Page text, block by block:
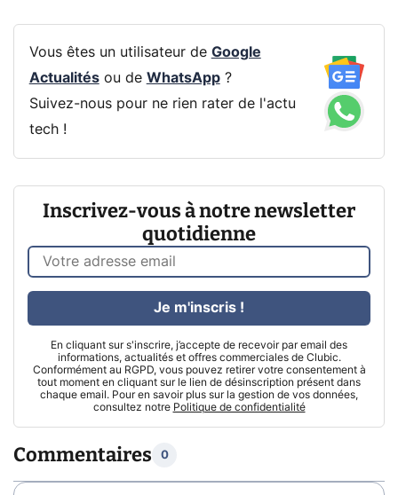
Vous êtes un utilisateur de Google
Actualitésou de WhatsApp?
Suivez-nous pour ne rien rater de l'actu
tech !
Inscrivez-vous à notre newsletter
quotidienne
En cliquant sur s'inscrire, j’accepte de recevoir par email des
informations, actualités et offres commerciales de Clubic.
Conformément au RGPD, vous pouvez retirer votre consentement à
tout moment en cliquant sur le lien de désinscription présent dans
chaque email. Pour en savoir plus sur la gestion de vos données,
consultez notre Politique de confidentialité
Je m'inscris !
Commentaires 0